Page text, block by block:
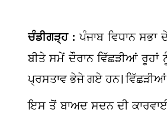
ਚੰਡੀਗੜ੍ਹ :ਪੰਜਾਬ ਵਿਧਾਨ
ਬੀਤੇ ਸਮੇਂ ਦੌਰਾਨ ਵਿੱਛੜੀਆਂ ਰੂਹਾਂ
ਪ੍ਰਸਤਾਵ ਭੇਜੇ ਗਏ ਹਨ।
ਇਸ ਤੋਂ ਬਾਅਦ ਸਦਨ ਦੀ